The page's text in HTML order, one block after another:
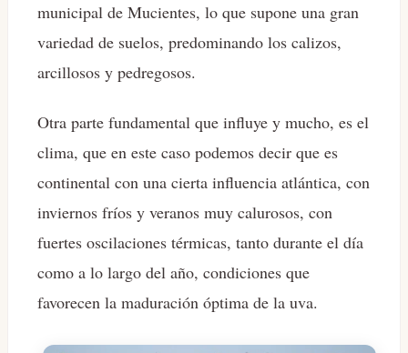
municipal de Mucientes, lo que supone una gran
variedad de suelos, predominando los calizos,
arcillosos y pedregosos.
Otra parte fundamental que influye y mucho, es el
clima, que en este caso podemos decir que es
continental con una cierta influencia atlántica, con
inviernos fríos y veranos muy calurosos, con
fuertes oscilaciones térmicas, tanto durante el día
como a lo largo del año, condiciones que
favorecen la maduración óptima de la uva.